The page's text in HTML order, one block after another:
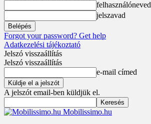
felhasználóneved
jelszavad
Forgot your password? Get help
Adatkezelési tájékoztató
Jelszó visszaállítás
Jelszó visszaállítás
e-mail címed
A jelszót email-ben küldjük el.
Mobilissimo.hu